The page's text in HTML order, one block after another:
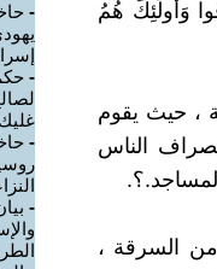
وَأُولَئِكَ هُمُ
، حيث يقوم
الناس
السرقة ،
-
-
-
-